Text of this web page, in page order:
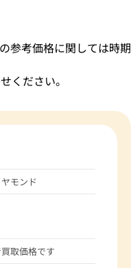
参考価格に関しては時期
ください。
モンド
取価格です